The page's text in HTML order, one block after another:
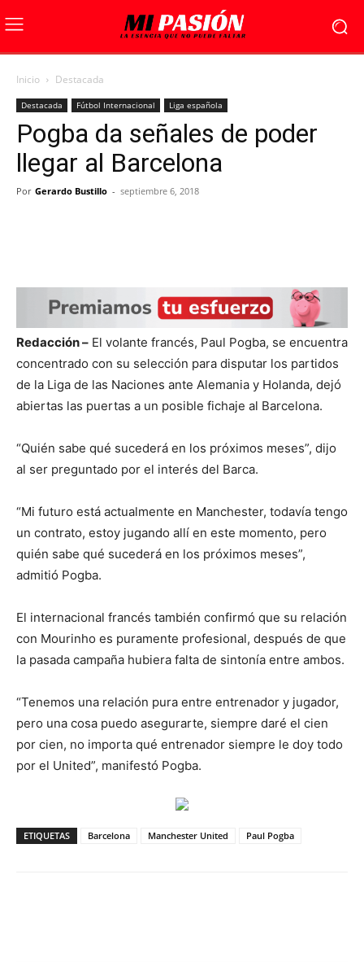
Inicio Destacada
Destacada Fútbol Internacional Liga española
Pogba da señales de poder
llegar al Barcelona
Por Gerardo Bustillo - septiembre 6, 2018
Redacción – El volante francés, Paul Pogba, se encuentra
concentrado con su selección para disputar los partidos
de la Liga de las Naciones ante Alemania y Holanda, dejó
abiertas las puertas a un posible fichaje al Barcelona.
“Quién sabe qué sucederá en los próximos meses”, dijo
al ser preguntado por el interés del Barca.
“Mi futuro está actualmente en Manchester, todavía tengo
un contrato, estoy jugando allí en este momento, pero
quién sabe qué sucederá en los próximos meses”,
admitió Pogba.
El internacional francés también confirmó que su relación
con Mourinho es puramente profesional, después de que
la pasada campaña hubiera falta de sintonía entre ambos.
“Tenemos una relación pura entre entrenador y jugador,
pero una cosa puedo asegurarte, siempre daré el cien
por cien, no importa qué entrenador siempre le doy todo
por el United”, manifestó Pogba.
ETIQUETAS Barcelona Manchester United Paul Pogba